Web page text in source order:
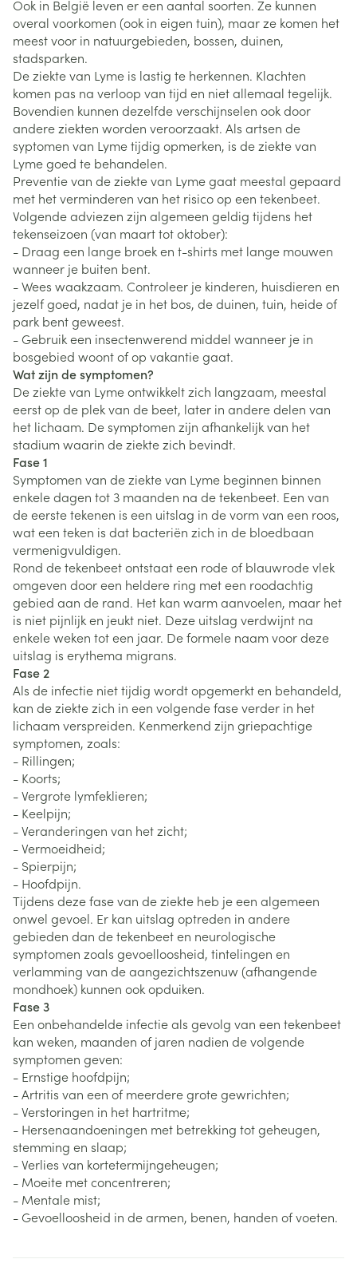
Ook in België leven er een aantal soorten. Ze kunnen
overal voorkomen (ook in eigen tuin), maar ze komen het
meest voor in natuurgebieden, bossen, duinen,
stadsparken.
De ziekte van Lyme is lastig te herkennen. Klachten
komen pas na verloop van tijd en niet allemaal tegelijk.
Bovendien kunnen dezelfde verschijnselen ook door
andere ziekten worden veroorzaakt. Als artsen de
syptomen van Lyme tijdig opmerken, is de ziekte van
Lyme goed te behandelen.
Preventie van de ziekte van Lyme gaat meestal gepaard
met het verminderen van het risico op een tekenbeet.
Volgende adviezen zijn algemeen geldig tijdens het
tekenseizoen (van maart tot oktober):
- Draag een lange broek en t-shirts met lange mouwen
wanneer je buiten bent.
- Wees waakzaam. Controleer je kinderen, huisdieren en
jezelf goed, nadat je in het bos, de duinen, tuin, heide of
park bent geweest.
- Gebruik een insectenwerend middel wanneer je in
bosgebied woont of op vakantie gaat.
Wat zijn de symptomen?
De ziekte van Lyme ontwikkelt zich langzaam, meestal
eerst op de plek van de beet, later in andere delen van
het lichaam. De symptomen zijn afhankelijk van het
stadium waarin de ziekte zich bevindt.
Fase 1
Symptomen van de ziekte van Lyme beginnen binnen
enkele dagen tot 3 maanden na de tekenbeet. Een van
de eerste tekenen is een uitslag in de vorm van een roos,
wat een teken is dat bacteriën zich in de bloedbaan
vermenigvuldigen.
Rond de tekenbeet ontstaat een rode of blauwrode vlek
omgeven door een heldere ring met een roodachtig
gebied aan de rand. Het kan warm aanvoelen, maar het
is niet pijnlijk en jeukt niet. Deze uitslag verdwijnt na
enkele weken tot een jaar. De formele naam voor deze
uitslag is erythema migrans.
Fase 2
Als de infectie niet tijdig wordt opgemerkt en behandeld,
kan de ziekte zich in een volgende fase verder in het
lichaam verspreiden. Kenmerkend zijn griepachtige
symptomen, zoals:
- Rillingen;
- Koorts;
- Vergrote lymfeklieren;
- Keelpijn;
- Veranderingen van het zicht;
- Vermoeidheid;
- Spierpijn;
- Hoofdpijn.
Tijdens deze fase van de ziekte heb je een algemeen
onwel gevoel. Er kan uitslag optreden in andere
gebieden dan de tekenbeet en neurologische
symptomen zoals gevoelloosheid, tintelingen en
verlamming van de aangezichtszenuw (afhangende
mondhoek) kunnen ook opduiken.
Fase 3
Een onbehandelde infectie als gevolg van een tekenbeet
kan weken, maanden of jaren nadien de volgende
symptomen geven:
- Ernstige hoofdpijn;
- Artritis van een of meerdere grote gewrichten;
- Verstoringen in het hartritme;
- Hersenaandoeningen met betrekking tot geheugen,
stemming en slaap;
- Verlies van kortetermijngeheugen;
- Moeite met concentreren;
- Mentale mist;
- Gevoelloosheid in de armen, benen, handen of voeten.